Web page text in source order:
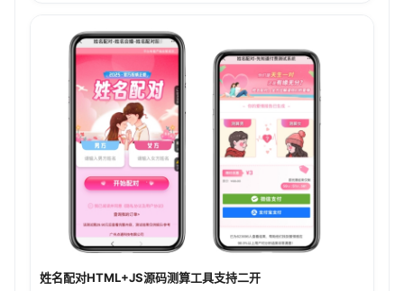
姓名配对HTML+JS源码测算工具支持二开